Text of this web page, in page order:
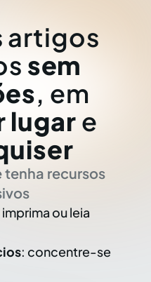
artigos
sem
, em
lugar e
tenha recursos
imprima ou leia
: concentre-se